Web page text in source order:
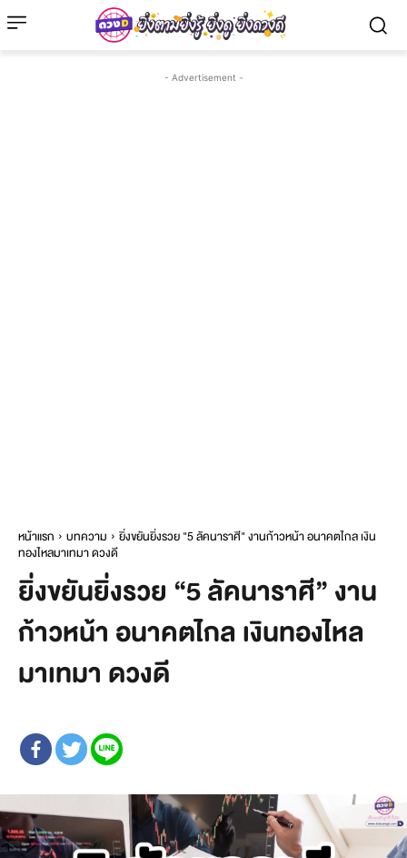
- Advertisement -
หน้าแรก บทความ
ยิ่งขยันยิ่งรวย "5 ลัคนาราศี" งานก้าวหน้า อนาคตไกล เงิน
ทองไหลมาเทมา ดวงดี
ยิ่งขยันยิ่งรวย “5 ลัคนาราศี” งาน
ก้าวหน้า อนาคตไกล เงินทองไหล
มาเทมา ดวงดี